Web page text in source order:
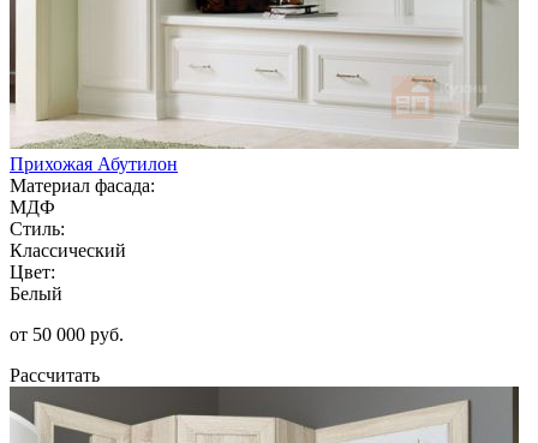
Прихожая Абутилон
Материал фасада:
МДФ
Стиль:
Классический
Цвет:
Белый
от 50 000 руб.
Рассчитать